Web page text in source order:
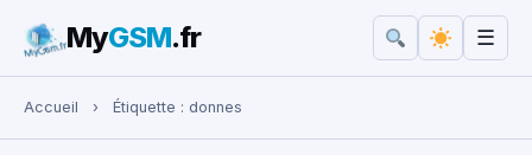
Rechercher :
MyGSM.fr ☰
Accueil › Étiquette : donnes